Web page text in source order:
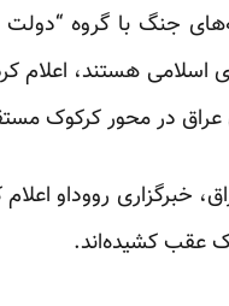
جنگ با گروه
عراق در محور کرکوک
رووداواعلام
عقب کشیده‌اند.